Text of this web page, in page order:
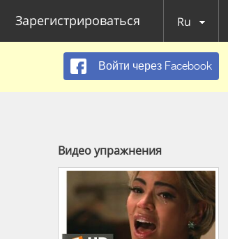
Зарегистрироваться Ru
Войти через Facebook
Видео упражнения